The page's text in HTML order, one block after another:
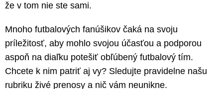
že v tom nie ste sami.
Mnoho futbalových fanúšikov čaká na svoju
príležitosť, aby mohlo svojou účasťou a podporou
aspoň na diaľku potešiť obľúbený futbalový tím.
Chcete k nim patriť aj vy? Sledujte pravidelne našu
rubriku živé prenosy a nič vám neunikne.